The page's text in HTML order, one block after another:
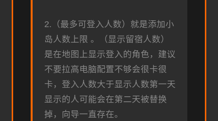
2.（最多可登入人数）就是添加小
岛人数上限 。（显示留宿人数）
是在地图上显示登入的角色，建议
不要拉高电脑配置不够会很卡很
卡，登入人数大于显示人数第一天
显示的人可能会在第二天被替换
掉，向导一直存在。